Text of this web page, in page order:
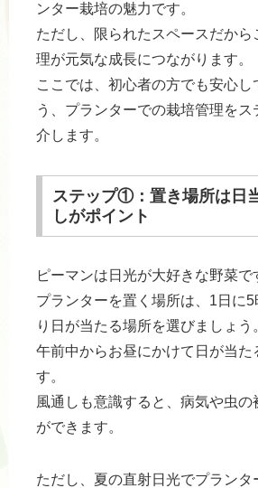
ンター栽培の魅力です。
ただし、限られたスペースだから
理が元気な成長につながります。
ここでは、初心者の方でも安心し
う、プランターでの栽培管理をス
介します。
ステップ①：置き場所は日
しがポイント
ピーマンは日光が大好きな野菜で
プランターを置く場所は、1日に
り日が当たる場所を選びましょう
午前中からお昼にかけて日が当た
す。
風通しも意識すると、病気や虫の
ができます。
ただし、夏の直射日光でプランタ